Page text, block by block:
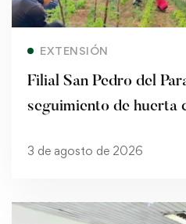
EXTENSIÓN
Filial San Pedro del
seguimiento de huerta
3 de agosto de 2026